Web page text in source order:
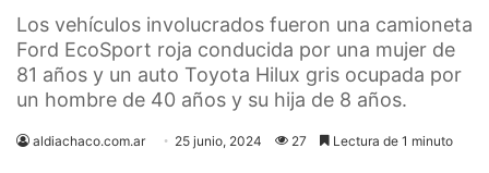
Los vehículos involucrados fueron una camioneta
Ford EcoSport roja conducida por una mujer de
81 años y un auto Toyota Hilux gris ocupada por
un hombre de 40 años y su hija de 8 años.
aldiachaco.com.ar 25 junio, 2024 27 Lectura de 1 minuto